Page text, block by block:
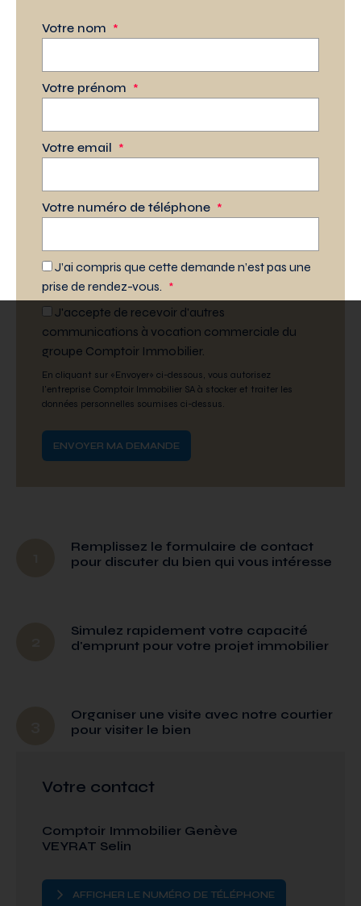
Votre nom *
Votre prénom *
Votre email *
Votre numéro de téléphone *
J’ai compris que cette demande n’est pas une
prise de rendez-vous. *
J'accepte de recevoir d'autres
communications à vocation commerciale du
groupe Comptoir Immobilier.
En cliquant sur «Envoyer» ci-dessous, vous autorisez
l'entreprise Comptoir Immobilier SA à stocker et traiter les
données personnelles soumises ci-dessus.
Remplissez le formulaire de contact
pour discuter du bien qui vous intéresse
Simulez rapidement votre capacité
d'emprunt pour votre projet immobilier
Organiser une visite avec notre courtier
pour visiter le bien
Votre contact
Comptoir Immobilier Genève
VEYRAT Selin
AFFICHER LE NUMÉRO DE TÉLÉPHONE